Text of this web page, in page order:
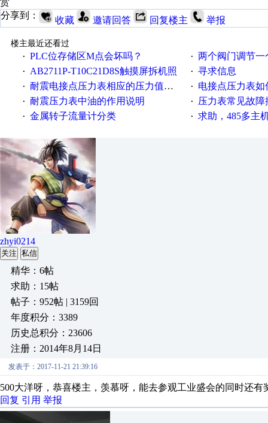
赏
分享到：
收藏 邀请回答 回复楼主 举报
楼主最近还看过
· PLC位存储区M点会坏吗？ · 两个阀门调节
· AB2711P-T10C21D8S触摸屏拆机照 · 寻求信息
· 耐震电接点压力表相应的压力值与使用注意事项 · 电接点压力表如
· 耐震压力表中油的作用说明 · 压力表常见故障
· 金属转子流量计分类 · 求助，485多主
zhyi0214
关注 私信
精华：6帖
求助：15帖
帖子：952帖 | 3159回
年度积分：3389
历史总积分：23606
注册：2014年8月14日
发表于：2017-11-21 21:39:16
500大洋呀，恭喜楼主，羡慕呀，能去参观工业盛会的同时还有
回复 引用 举报